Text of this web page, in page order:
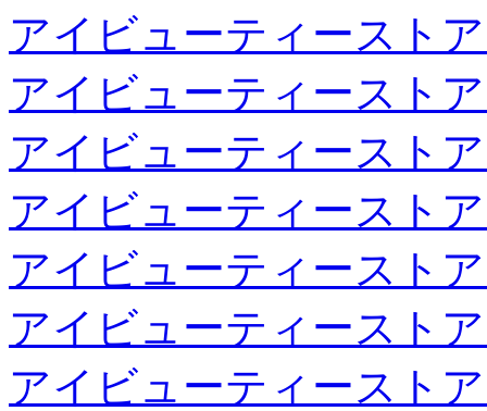
アイビューティースト
アイビューティースト
アイビューティースト
アイビューティースト
アイビューティースト
アイビューティースト
アイビューティースト